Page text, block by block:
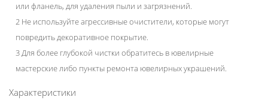
или фланель, для удаления пыли и загрязнений.
2 Не используйте агрессивные очистители, которые могут
повредить декоративное покрытие.
3 Для более глубокой чистки обратитесь в ювелирные
мастерские либо пункты ремонта ювелирных украшений.
Характеристики